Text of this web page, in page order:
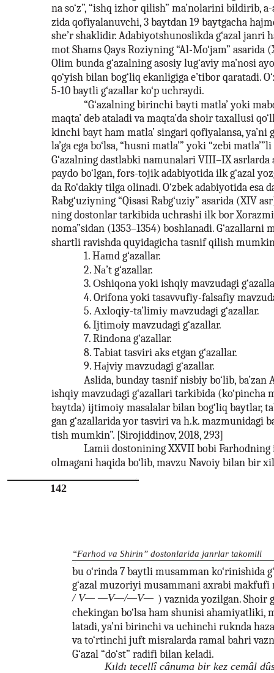
142
na so‘z”, “ishq izhor qilish” ma’nolarini bildirib,
zida qofiyalanuvchi, 3 baytdan 19 baytgacha
she’r shaklidir. Adabiyotshunoslikda g‘azal janri
mot Shams Qays Roziyning “Al-Mo‘jam”
Olim bunda g‘azalning asosiy lug‘aviy ma’nosi
qo‘yish bilan bog‘liq ekanligiga e’tibor qaratadi.
5-10 baytli g‘azallar ko‘p uchraydi.
“G‘azalning birinchi bayti matla’ yoki
maqta’ deb ataladi va maqta’da shoir taxallusi
kinchi bayt ham matla’ singari qofiyalansa, ya’ni
la’ga ega bo‘lsa, “husni matla’” yoki “zebi
G‘azalning dastlabki namunalari VIII–IX asrlarda
paydo bo‘lgan, fors-tojik adabiyotida ilk g‘azal
da Ro‘dakiy tilga olinadi. O‘zbek adabiyotida esa
Rabg‘uziyning “Qisasi Rabg‘uziy” asarida (XIV
ning dostonlar tarkibida uchrashi ilk bor
noma”sidan (1353–1354) boshlanadi. G‘azallarni
shartli ravishda quyidagicha tasnif qilish
1. Hаmd g‘azallar.
2. Nа’t g‘azallar.
3. Оshiqоna yoki ishqiy mavzudagi
4. Orifona yoki tasavvufiy-falsafiy
5. Аxloqiy-ta’limiу mаvzudagi g‘azallar.
6. Ijtimоiy mavzudagi g‘azallar.
7. Rindоna g‘azаllar.
8. Tаbiat tasviri аks etgan g‘azallar.
9. Наjviy mavzudagi g‘azallar.
Aslida, bunday tasnif nisbiy bo‘lib,
ishqiy mavzudagi g‘azallari tarkibida (ko‘pincha
baytda) ijtimoiy masalalar bilan bog‘liq baytlar,
gan g‘azallarida yor tasviri va h.k. mazmunidagi
tish mumkin”. [Sirojiddinov, 2018, 293]
Lamii dostonining XXVII bobi Farhodning
olmagani haqida bo‘lib, mavzu Navoiy bilan bir
bu o‘rinda 7 baytli musamman ko‘rinishida
g‘azal muzoriyi musammani axrabi makfufi
/ V— —V—/—V— ) vaznida yozilgan. Shoir
chekingan bo‘lsa ham shunisi ahamiyatliki,
latadi, ya’ni birinchi va uchinchi ruknda
va to‘rtinchi juft misralarda ramal bahri
G‘azal “do‘st” radifi bilan keladi.
Kıldı tecellî cânuma bir kez cemâl
“Farhod va Shirin” dostonlarida janrlar takomili